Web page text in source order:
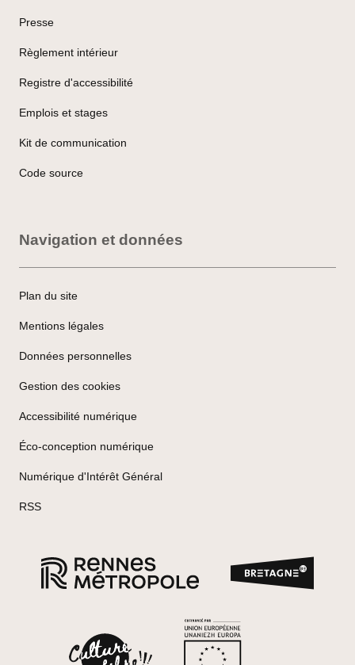
Presse
Règlement intérieur
Registre d'accessibilité
Emplois et stages
Kit de communication
Code source
Navigation et données
Plan du site
Mentions légales
Données personnelles
Gestion des cookies
Accessibilité numérique
Éco-conception numérique
Numérique d'Intérêt Général
RSS
Rennes Métropole
Label Culture Libre